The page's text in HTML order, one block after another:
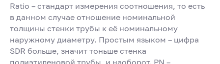
Ratio – стандарт измерения соотношения, то есть
в данном случае отношение номинальной
толщины стенки трубы к её номинальному
наружному диаметру. Простым языком – цифра
SDR больше, значит тоньше стенка
полиэтиленовой трубы, и наоборот. PN –